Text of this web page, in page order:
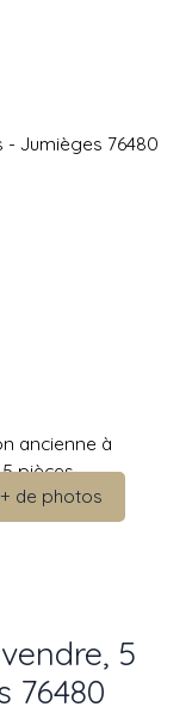
+ de photos
5
76480